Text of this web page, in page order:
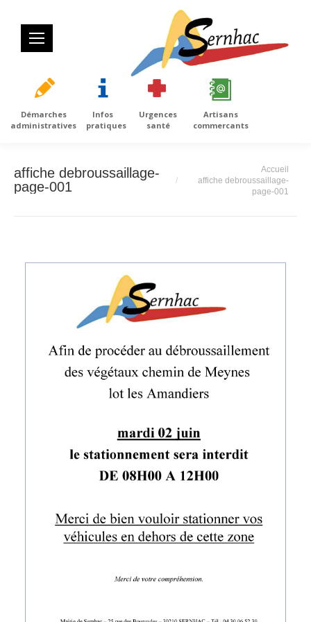
Démarches
administratives
Infos
pratiques
Urgences
santé
Artisans
commercants
affiche debroussaillage-
page-001
Accueil
affiche debroussaillage-
page-001